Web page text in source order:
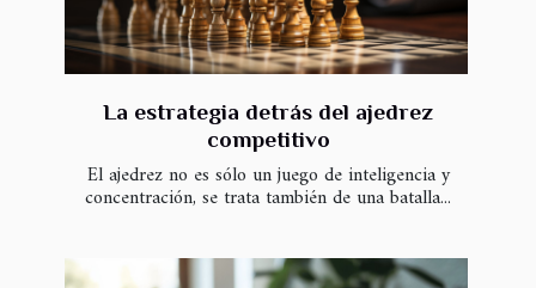
La estrategia detrás del ajedrez
competitivo
El ajedrez no es sólo un juego de inteligencia y
concentración, se trata también de una batalla...